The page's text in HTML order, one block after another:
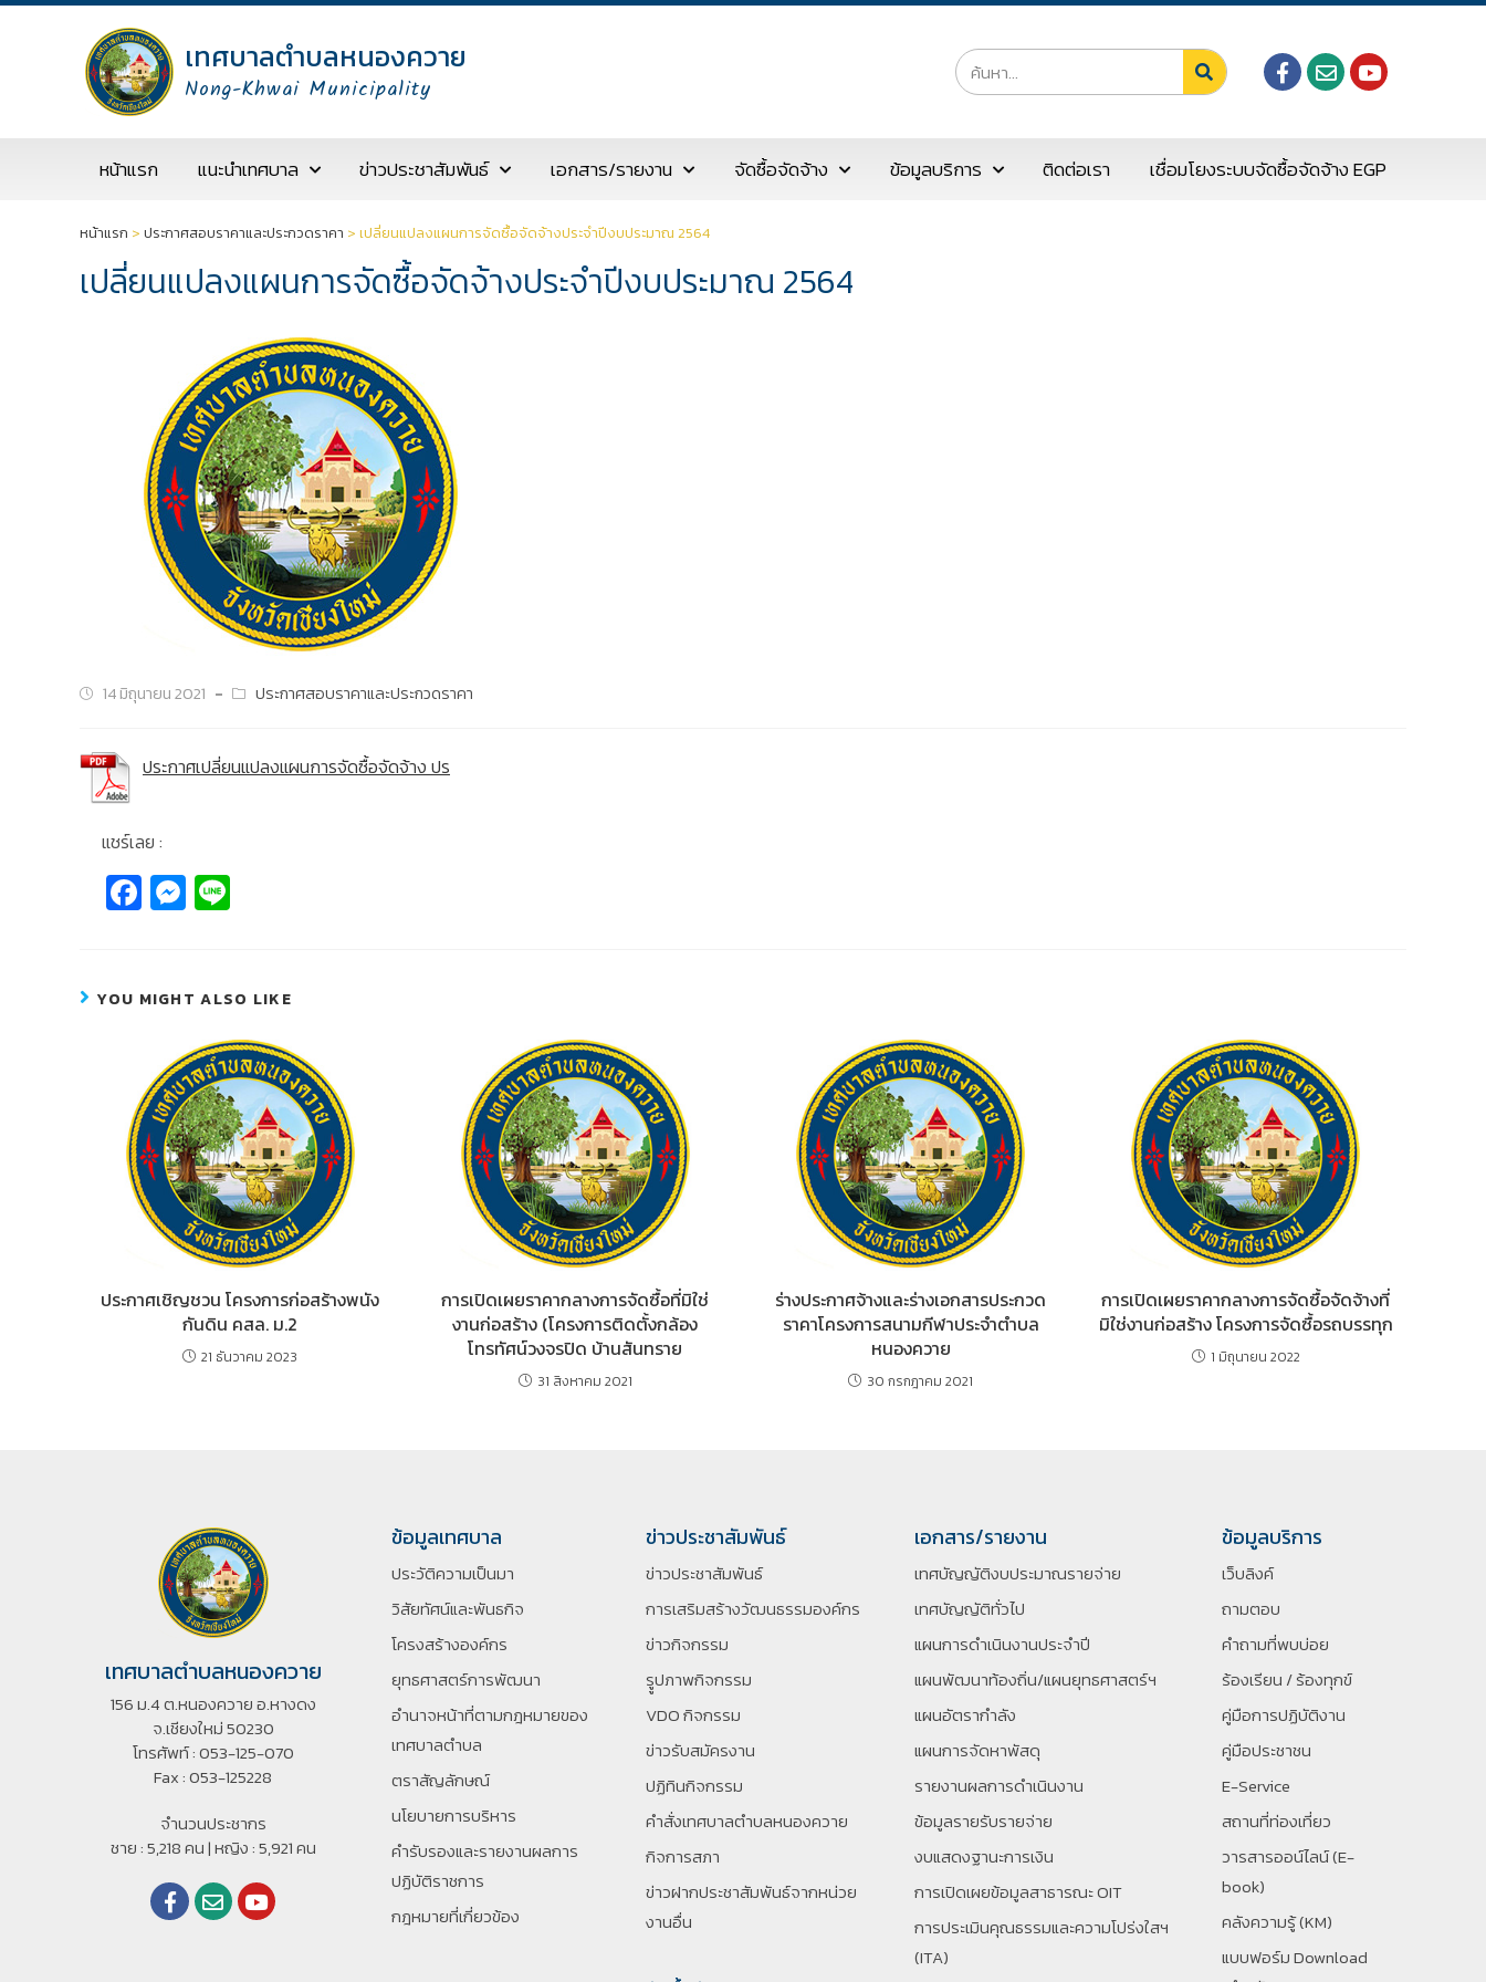
เทศบาลตำบลหนองควาย
Nong-Khwai Municipality
หน้าแรก แนะนำเทศบาล ข่าวประชาสัมพันธ์ เอกสาร/รายงาน จัดซื้อจัดจ้าง ข้อมูลบริการ ติดต่อเรา เชื่อมโยงระบบจัดซื้อจัดจ้าง EGP
หน้าแรก > ประกาศสอบราคาและประกวดราคา > เปลี่ยนแปลงแผนการจัดซื้อจัดจ้างประจำปีงบประมาณ 2564
เปลี่ยนแปลงแผนการจัดซื้อจัดจ้างประจำปีงบประมาณ 2564
14 มิถุนายน 2021 ประกาศสอบราคาและประกวดราคา
ประกาศเปลี่ยนแปลงแผนการจัดซื้อจัดจ้าง ปร
แชร์เลย :
Fa
c
b
o
k
M
e
e
n
g
er
YOU MIGHT ALSO LIKE
ประกาศเชิญชวน โครงการก่อสร้างพนัง
กันดิน คสล. ม.2
21 ธันวาคม 2023
การเปิดเผยราคากลางการจัดซื้อที่มิใช่
งานก่อสร้าง (โครงการติดตั้งกล้อง
โทรทัศน์วงจรปิด บ้านสันทราย
31 สิงหาคม 2021
ร่างประกาศจ้างและร่างเอกสารประกวด
ราคาโครงการสนามกีฬาประจำตำบล
หนองควาย
30 กรกฎาคม 2021
การเปิดเผยราคากลางการจัดซื้อจัดจ้างที่
มิใช่งานก่อสร้าง โครงการจัดซื้อรถบรรทุก
1 มิถุนายน 2022
เทศบาลตำบลหนองควาย
156 ม.4 ต.หนองควาย อ.หางดง
จ.เชียงใหม่ 50230
โทรศัพท์ : 053-125-070
Fax : 053-125228
จำนวนประชากร
ชาย : 5,218 คน | หญิง : 5,921 คน
ข้อมูลเทศบาล
ประวัติความเป็นมา
วิสัยทัศน์และพันธกิจ
โครงสร้างองค์กร
ยุทธศาสตร์การพัฒนา
อํานาจหน้าที่ตามกฎหมายของ
เทศบาลตําบล
ตราสัญลักษณ์
นโยบายการบริหาร
คำรับรองและรายงานผลการ
ปฏิบัติราชการ
กฎหมายที่เกี่ยวข้อง
ข่าวประชาสัมพันธ์
ข่าวประชาสัมพันธ์
การเสริมสร้างวัฒนธรรมองค์กร
ข่าวกิจกรรม
รููปภาพกิจกรรม
VDO กิจกรรม
ข่าวรับสมัครงาน
ปฏิทินกิจกรรม
คำสั่งเทศบาลตำบลหนองควาย
กิจการสภา
ข่าวฝากประชาสัมพันธ์จากหน่วย
งานอื่น
เอกสาร/รายงาน
เทศบัญญัติงบประมาณรายจ่าย
เทศบัญญัติทั่วไป
แผนการดำเนินงานประจำปี
แผนพัฒนาท้องถิ่น/แผนยุทธศาสตร์ฯ
แผนอัตรากำลัง
แผนการจัดหาพัสดุ
รายงานผลการดำเนินงาน
ข้อมูลรายรับรายจ่าย
งบแสดงฐานะการเงิน
การเปิดเผยข้อมูลสาธารณะ OIT
การประเมินคุณธรรมและความโปร่งใสฯ
(ITA)
ข้อมูลบริการ
เว็บลิงค์
ถามตอบ
คำถามที่พบบ่อย
ร้องเรียน / ร้องทุกข์
คู่มือการปฏิบัติงาน
คู่มือประชาชน
E-Service
สถานที่ท่องเที่ยว
วารสารออน์ไลน์ (E-
book)
คลังความรู้ (KM)
แบบฟอร์ม Download